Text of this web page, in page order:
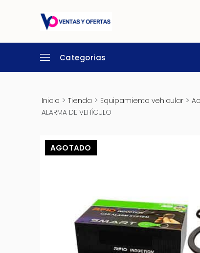
Categorias
Inicio > Tienda > Equipamiento vehicular>
ALARMA DE VEHÍCULO
AGOTADO